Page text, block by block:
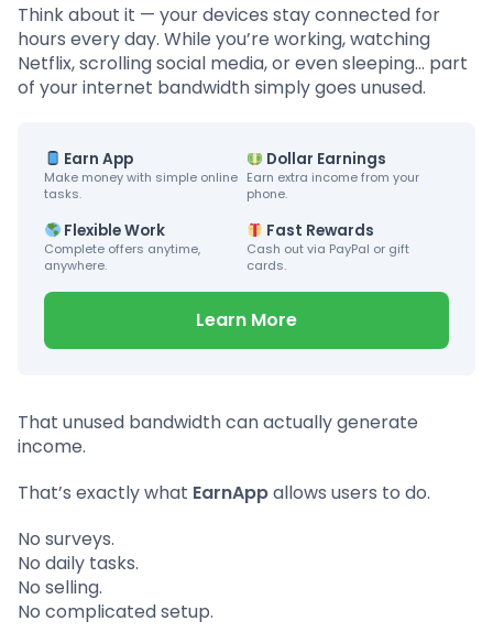
Think about it — your devices stay connected for
hours every day. While you’re working, watching
Netflix, scrolling social media, or even sleeping… part
of your internet bandwidth simply goes unused.
Earn App
Make money with simple online
tasks.
Dollar Earnings
Earn extra income from your
phone.
Flexible Work
Complete offers anytime,
anywhere.
Fast Rewards
Cash out via PayPal or gift
cards.
Learn More
That unused bandwidth can actually generate
income.
That’s exactly what EarnAppallows users to do.
No surveys.
No daily tasks.
No selling.
No complicated setup.